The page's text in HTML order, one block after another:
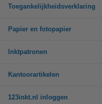
Toegankelijkheidsverklaring
Papier en fotopapier
Inktpatronen
Kantoorartikelen
123inkt.nl inloggen